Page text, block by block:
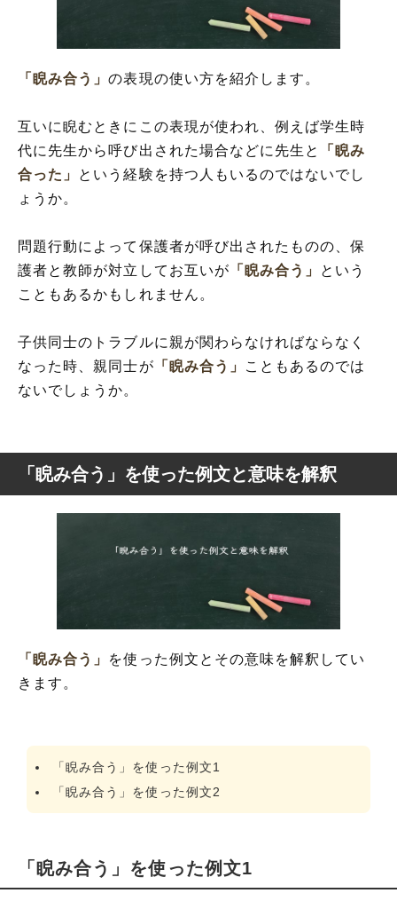
「睨み合う」の表現の使い方を紹介します。
互いに睨むときにこの表現が使われ、例えば学生時
代に先生から呼び出された場合などに先生と
「睨み
合った」
という経験を持つ人もいるのではないでし
ょうか。
問題行動によって保護者が呼び出されたものの、保
護者と教師が対立してお互いが 「睨み合う」 という
こともあるかもしれません。
子供同士のトラブルに親が関わらなければならなく
なった時、親同士が 「睨み合う」
こともあるのでは
ないでしょうか。
「睨み合う」を使った例文と意味を解釈
「睨み合う」 を使った例文とその意味を解釈してい
きます。
「睨み合う」を使った例文1
「睨み合う」を使った例文2
「睨み合う」を使った例文1